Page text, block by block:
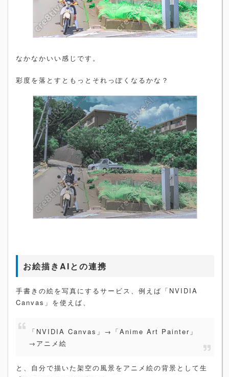
なかなかいい感じです。
彩度を落とすともっとそれっぽくなるかな？
お絵描きAIとの連携
手書きの絵を写真にするサービス、例えば「NVIDIA
Canvas」を使えば、
「NVIDIA Canvas」→「Anime Art Painter」
→アニメ絵
と、自分で描いた架空の風景をアニメ絵の背景として生